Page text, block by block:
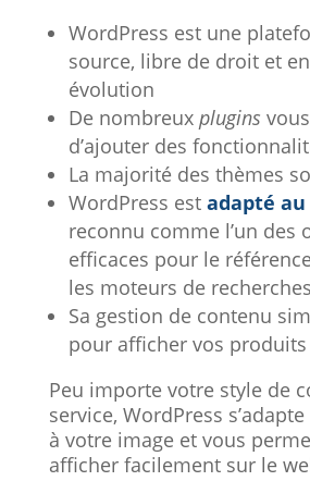
WordPress est une
source, libre de droit et
évolution
De nombreux plugins
d’ajouter des
La majorité des thèmes
WordPress est adapté au
reconnu comme l’un des
efficaces pour le
les moteurs de recherches
Sa gestion de contenu
pour afficher vos produits
Peu importe votre style de
service, WordPress
à votre image et vous
afficher facilement sur le